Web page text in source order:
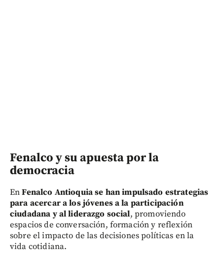
Fenalco y su apuesta por la
democracia
EnFenalco Antioquia se han impulsado estrategias
para acercar a los jóvenes a la participación
ciudadana y al liderazgo social, promoviendo
espacios de conversación, formación y reflexión
sobre el impacto de las decisiones políticas en la
vida cotidiana.